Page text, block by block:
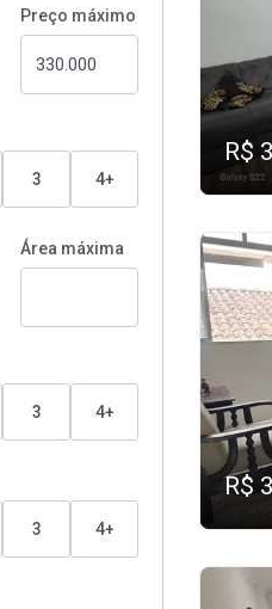
Preço máximo
3 4+
Área máxima
3 4+
3 4+
R$
R$